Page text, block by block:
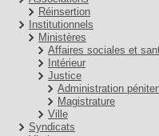
Réinsertion
Institutionnels
Ministères
Affaires sociales et
Intérieur
Justice
Administration
Magistrature
Ville
Syndicats